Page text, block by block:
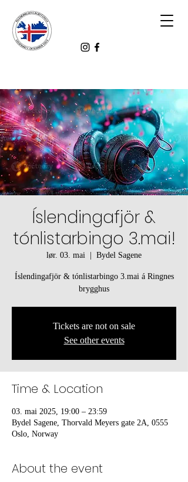
Íslendingafjör &
tónlistarbingo 3.mai!
lør. 03. mai Bydel Sagene
Íslendingafjör & tónlistarbingo 3.mai á Ringnes
brygghus
Tickets are not on sale
See other events
Time & Location
03. mai 2025, 19:00 – 23:59
Bydel Sagene, Thorvald Meyers gate 2A, 0555
Oslo, Norway
About the event